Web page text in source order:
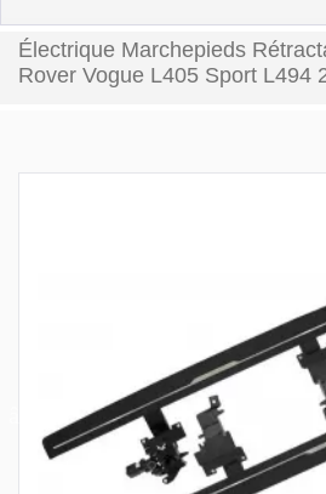
Électrique Marchepieds
Rover Vogue L405 Sport L494